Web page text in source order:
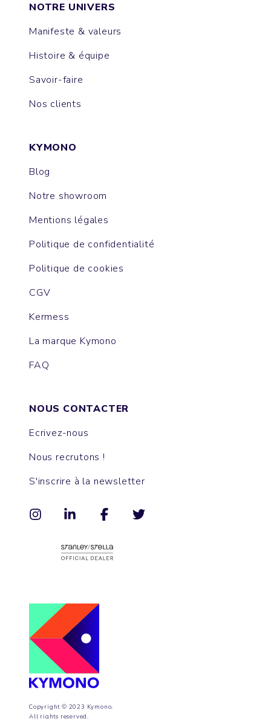
Copyright © 2023 Kymono.
All rights reserved.
NOTRE UNIVERS
Manifeste & valeurs
Histoire & équipe
Savoir-faire
Nos clients
KYMONO
Blog
Notre showroom
Mentions légales
Politique de confidentialité
Politique de cookies
CGV
Kermess
La marque Kymono
FAQ
NOUS CONTACTER
Ecrivez-nous
Nous recrutons !
S'inscrire à la newsletter